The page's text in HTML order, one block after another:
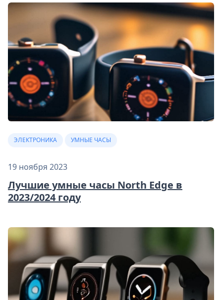
ЭЛЕКТРОНИКА УМНЫЕ ЧАСЫ
19 ноября 2023
Лучшие умные часы North Edge в
2023/2024 году